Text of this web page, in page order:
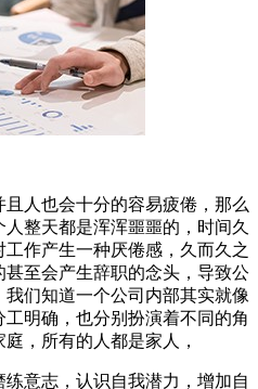
人也会十分的容易疲倦，那么
整天都是浑浑噩噩的，时间久
作产生一种厌倦感，久而久之
至会产生辞职的念头，导致公
们知道一个公司内部其实就像
明确，也分别扮演着不同的角
，所有的人都是家人，
意志，认识自我潜力，增加自